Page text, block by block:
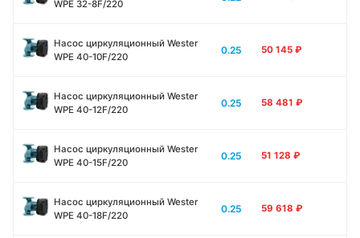
WPE 32-8F/220
Насос циркуляционный Wester
WPE 40-10F/220
0.25 50 145 ₽
Насос циркуляционный Wester
WPE 40-12F/220
0.25 58 481 ₽
Насос циркуляционный Wester
WPE 40-15F/220
0.25 51 128 ₽
Насос циркуляционный Wester
WPE 40-18F/220
0.25 59 618 ₽